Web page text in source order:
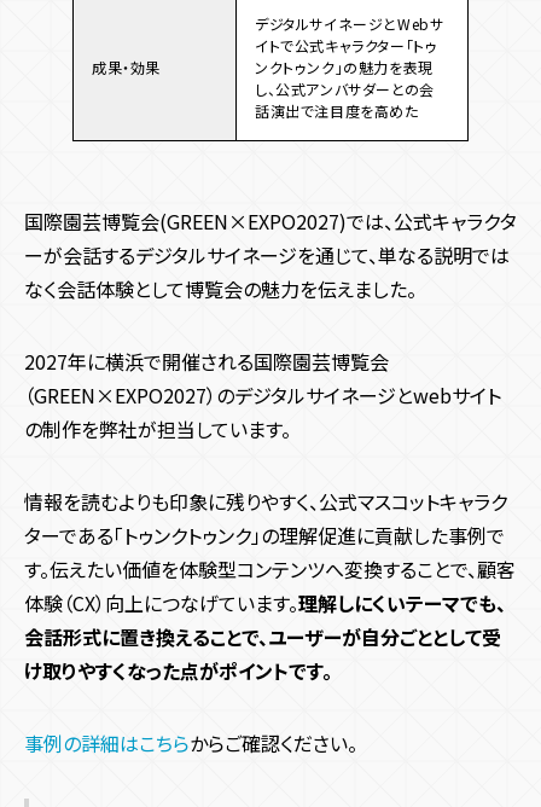
成果・効果
デジタルサイネージとWebサ
イトで公式キャラクター「トゥ
ンクトゥンク」の魅力を表現
し、公式アンバサダーとの会
話演出で注目度を高めた
国際園芸博覧会(GREEN×EXPO2027)では、公式キャラクタ
ーが会話するデジタルサイネージを通じて、単なる説明では
なく会話体験として博覧会の魅力を伝えました。
2027年に横浜で開催される国際園芸博覧会
（GREEN×EXPO2027）のデジタルサイネージとwebサイト
の制作を弊社が担当しています。
情報を読むよりも印象に残りやすく、公式マスコットキャラク
ターである「トゥンクトゥンク」の理解促進に貢献した事例で
す。伝えたい価値を体験型コンテンツへ変換することで、顧客
体験（CX）向上につなげています。理解しにくいテーマでも、
会話形式に置き換えることで、ユーザーが自分ごととして受
け取りやすくなった点がポイントです。
事例の詳細はこちらからご確認ください。